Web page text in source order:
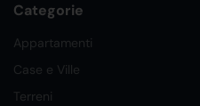
Categorie
Appartamenti
Case e Ville
Terreni